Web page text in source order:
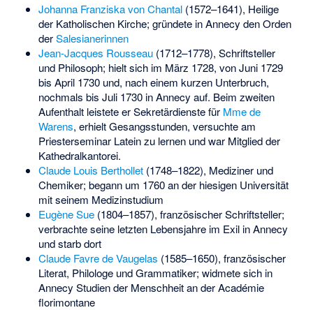
Johanna Franziska von Chantal(1572–1641), Heilige
der Katholischen Kirche; gründete in Annecy den Orden
derSalesianerinnen
Jean-Jacques Rousseau(1712–1778), Schriftsteller
und Philosoph; hielt sich im März 1728, von Juni 1729
bis April 1730 und, nach einem kurzen Unterbruch,
nochmals bis Juli 1730 in Annecy auf. Beim zweiten
Aufenthalt leistete er Sekretärdienste für Mme de
Warens, erhielt Gesangsstunden, versuchte am
Priesterseminar Latein zu lernen und war Mitglied der
Kathedralkantorei.
Claude Louis Berthollet(1748–1822), Mediziner und
Chemiker; begann um 1760 an der hiesigen Universität
mit seinem Medizinstudium
Eugène Sue(1804–1857), französischer Schriftsteller;
verbrachte seine letzten Lebensjahre im Exil in Annecy
und starb dort
Claude Favre de Vaugelas (1585–1650), französischer
Literat, Philologe und Grammatiker; widmete sich in
Annecy Studien der Menschheit an derAcadémie
florimontane